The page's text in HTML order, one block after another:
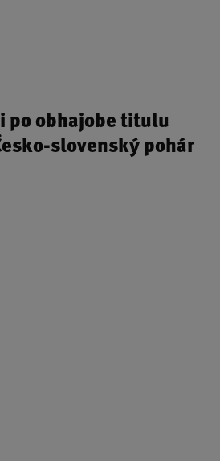
po obhajobe titulu
slovenský pohár